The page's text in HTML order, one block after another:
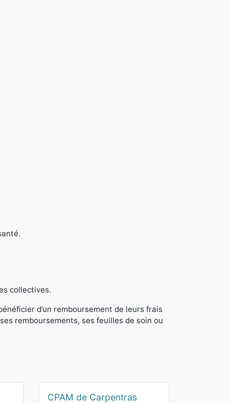
collectives.
d’un remboursement de leurs frais
remboursements, ses feuilles de soin ou
CPAM de Carpentras